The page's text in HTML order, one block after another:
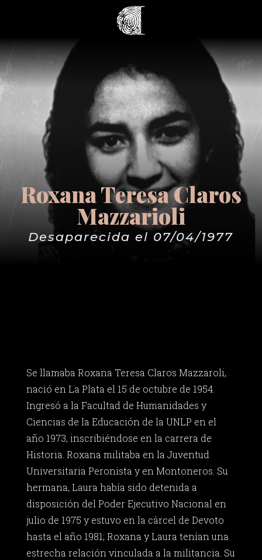
Roxana Teresa Claros
Mazzarioli
Desaparecida el 07/04/1977
Se llamaba Roxana Teresa Claros Mazzaroli,
nació en La Plata el 15 de octubre de 1954.
Ingresó a la Facultad de Humanidades y
Ciencias de la Educación de la UNLP en el
año 1973, inscribiéndose en la carrera de
Historia. Roxana militaba en la Juventud
Universitaria Peronista y en Montoneros. Su
hermana, Laura había sido detenida a
disposición del Poder Ejecutivo Nacional en
julio de 1975 y estuvo en la cárcel de Devoto
hasta el año 1981; Roxana y Laura tenían una
estrecha relación vinculada a la militancia. Su